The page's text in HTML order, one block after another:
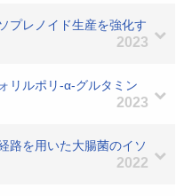
プレノイド生産を強化す
2023
リルポリ-α-グルタミン
2023
路を用いた大腸菌のイソ
2022